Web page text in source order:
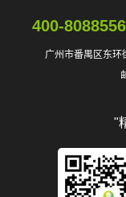
400-
广州市番禺区东
"